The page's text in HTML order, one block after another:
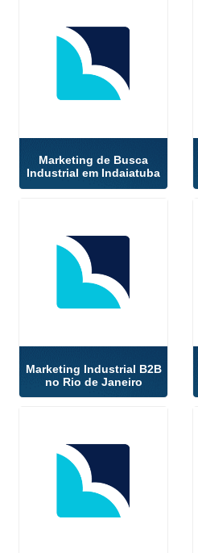
Marketing de Busca
Industrial em Indaiatuba
Marketing Industrial B2B
no Rio de Janeiro